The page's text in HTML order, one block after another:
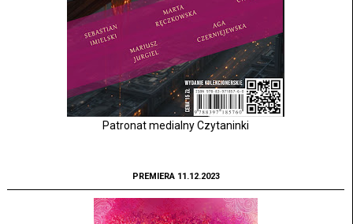
Patronat medialny Czytaninki
PREMIERA 11.12.2023